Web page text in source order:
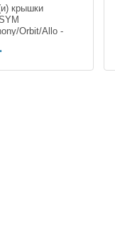
крышки
Orbit/Allo -